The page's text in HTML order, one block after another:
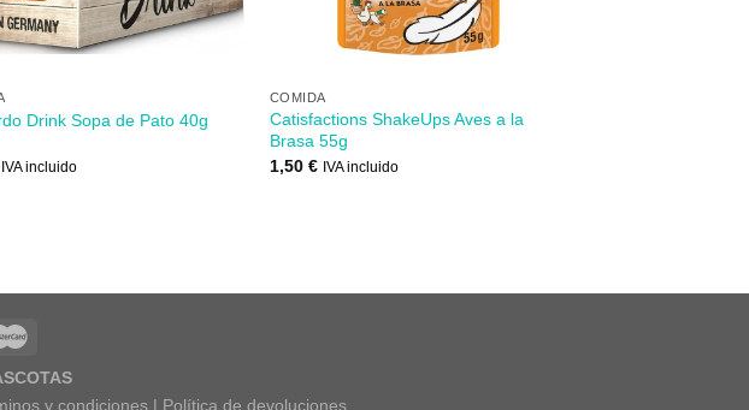
Drink Sopa de Pato 40g
IVA incluido
COMIDA
Catisfactions ShakeUps Aves a la
Brasa 55g
1,50 € IVA incluido
y condiciones| Política de devoluciones